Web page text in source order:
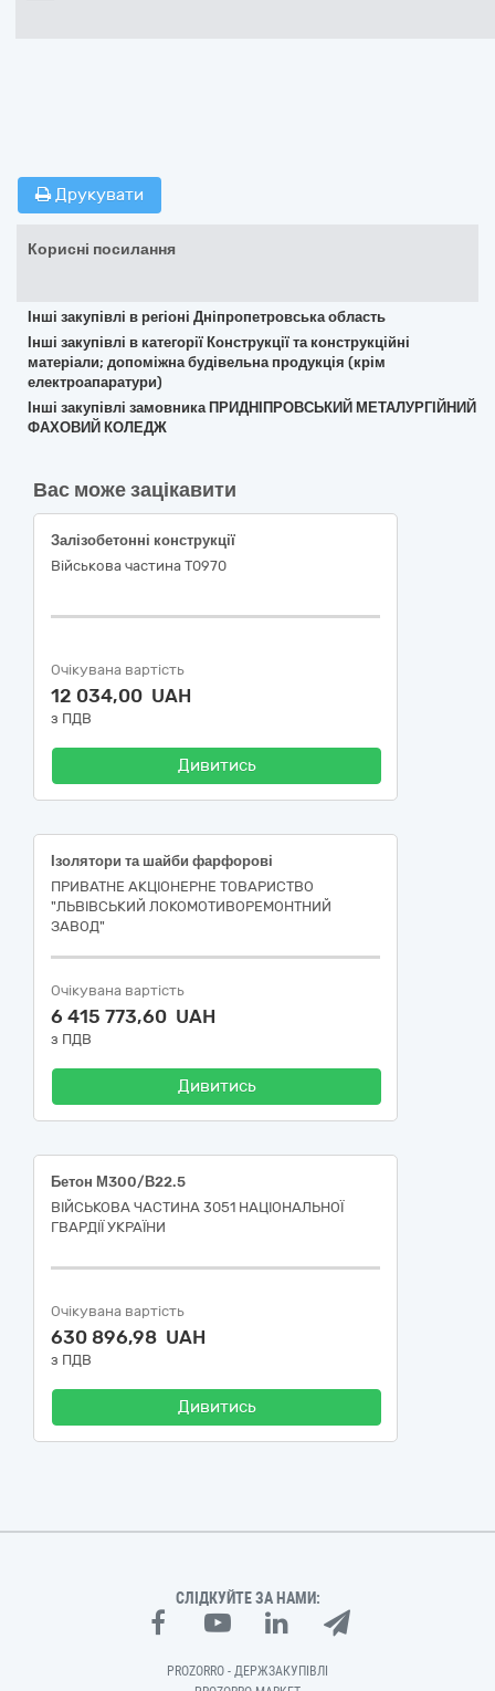
Друкувати
Корисні посилання
Інші закупівлі в регіоні Дніпропетровська область
Інші закупівлі в категорії Конструкції та конструкційні
матеріали; допоміжна будівельна продукція (крім
електроапаратури)
Інші закупівлі замовника ПРИДНІПРОВСЬКИЙ МЕТАЛУРГІЙНИЙ
ФАХОВИЙ КОЛЕДЖ
Вас може зацікавити
Залізобетонні конструкції
Військова частина Т0970
Очікувана вартість
12 034,00 UAH
з ПДВ
Дивитись
Ізолятори та шайби фарфорові
ПРИВАТНЕ АКЦІОНЕРНЕ ТОВАРИСТВО
"ЛЬВІВСЬКИЙ ЛОКОМОТИВОРЕМОНТНИЙ
ЗАВОД"
Очікувана вартість
6 415 773,60 UAH
з ПДВ
Дивитись
Бетон М300/В22.5
ВІЙСЬКОВА ЧАСТИНА 3051 НАЦІОНАЛЬНОЇ
ГВАРДІЇ УКРАЇНИ
Очікувана вартість
630 896,98 UAH
з ПДВ
Дивитись
СЛІДКУЙТЕ ЗА НАМИ:
PROZORRO - ДЕРЖЗАКУПІВЛІ